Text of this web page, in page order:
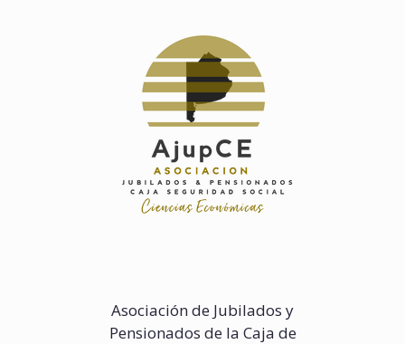
Asociación de Jubilados y
Pensionados de la Caja de